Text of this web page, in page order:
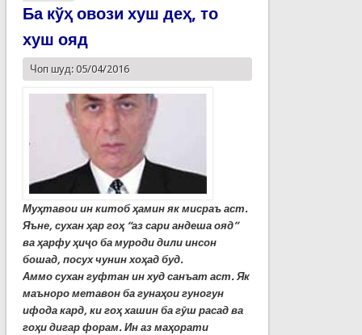
Ба кўҳ овози хуш деҳ, то
хуш ояд
Чоп шуд: 05/04/2016
Муҳтавои ин китоб ҳамин як мисраъ аст.
Яъне, сухан ҳар гоҳ “аз сари андеша ояд”
ва ҳарфу ҳиҷо ба муроди дили инсон
бошад, посух чунин хоҳад буд.
Аммо сухан гуфтан ин худ санъат аст. Як
маъноро метавон ба гунаҳои гуногун
ифода кард, ки гоҳ хашин ба гӯш расад ва
гоҳи дигар форам. Ин аз маҳорати